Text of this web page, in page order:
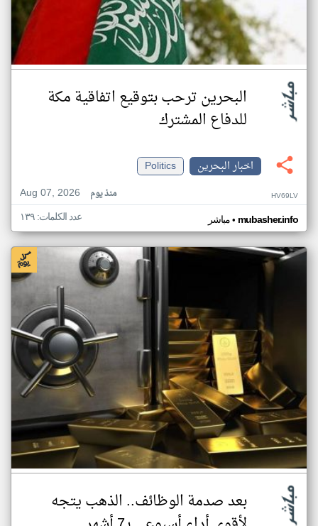
البحرين ترحب بتوقيع اتفاقية مكة
للدفاع المشترك
اخبار البحرين
Politics
Aug 07, 2026
منذ يوم HV69LV
مباشر• mubasher.info عدد الكلمات: ١٣٩
بعد صدمة الوظائف.. الذهب يتجه